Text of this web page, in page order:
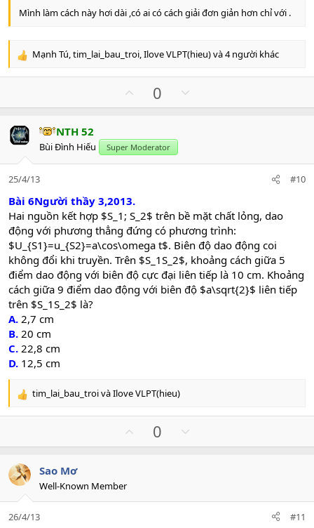
Mình làm cách này hơi dài ,có ai có cách giải đơn giản hơn chỉ với .
R
t
i
o
n
s
:
Mạnh Tú,tim_lai_bau_troi,Ilove VLPT(hieu)và 4 người khác
p
o
t
e
0
o
o
NTH 52
Bùi Đình Hiếu Super Moderator
25/4/13 #10
Bài 6Người thầy 3,2013.
Hai nguồn kết hợp $S_1; S_2$ trên bề mặt chất lỏng, dao
động với phương thẳng đứng có phương trình:
$U_{S1}=u_{S2}=a\cos\omega t$. Biên độ dao động coi
không đổi khi truyền. Trên $S_1S_2$, khoảng cách giữa 5
điểm dao động với biên độ cực đại liên tiếp là 10 cm. Khoảng
cách giữa 9 điểm dao động với biên độ $a\sqrt{2}$ liên tiếp
trên $S_1S_2$ là?
A. 2,7 cm
B. 20 cm
C. 22,8 cm
D. 12,5 cm
R
t
i
o
n
s
:
tim_lai_bau_troivàIlove VLPT(hieu)
p
e
0
o
o
Sao Mơ
Well-Known Member
26/4/13 #11